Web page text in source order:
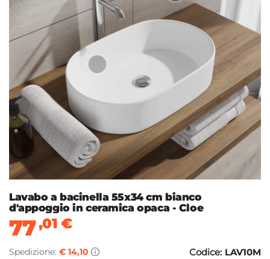
Lavabo a bacinella 55x34 cm bianco
d'appoggio in ceramica opaca - Cloe
77,01 €
Spedizione: € 14,10 Codice: LAV10M